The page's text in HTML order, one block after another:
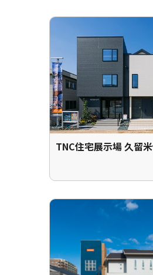
TNC住宅展示場 久留